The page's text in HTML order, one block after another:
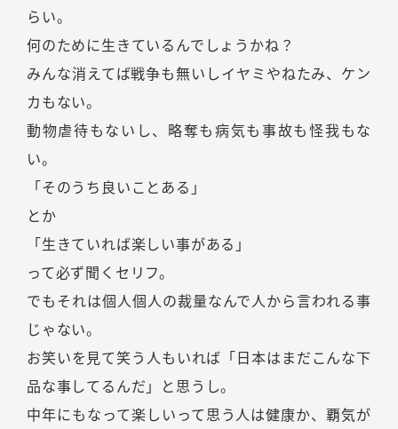
らい。
何のために生きているんでしょうかね？
みんな消えてば戦争も無いしイヤミやねたみ、ケン
カもない。
動物虐待もないし、略奪も病気も事故も怪我もな
い。
「そのうち良いことある」
とか
「生きていれば楽しい事がある」
って必ず聞くセリフ。
でもそれは個人個人の裁量なんで人から言われる事
じゃない。
お笑いを見て笑う人もいれば「日本はまだこんな下
品な事してるんだ」と思うし。
中年にもなって楽しいって思う人は健康か、覇気が